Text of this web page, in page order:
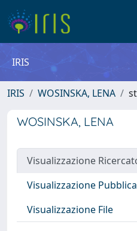
IRIS
IRIS WOSINSKA, LENA
WOSINSKA, LENA
Visualizzazione
Visualizzazione
Visualizzazione File